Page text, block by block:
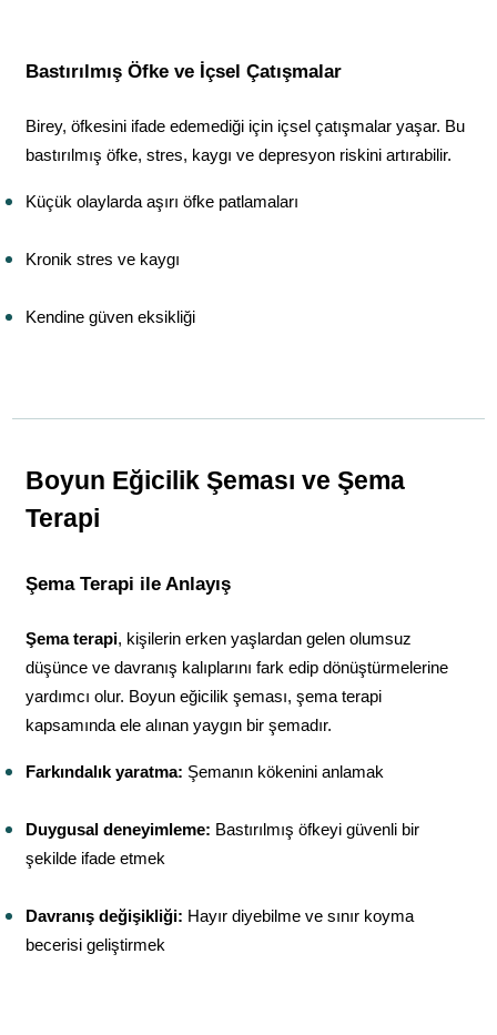
Bastırılmış Öfke ve İçsel Çatışmalar
Birey, öfkesini ifade edemediği için içsel çatışmalar yaşar. Bu
bastırılmış öfke, stres, kaygı ve depresyon riskini artırabilir.
Küçük olaylarda aşırı öfke patlamaları
Kronik stres ve kaygı
Kendine güven eksikliği
Boyun Eğicilik Şeması ve Şema
Terapi
Şema Terapi ile Anlayış
Şema terapi, kişilerin erken yaşlardan gelen olumsuz
düşünce ve davranış kalıplarını fark edip dönüştürmelerine
yardımcı olur. Boyun eğicilik şeması, şema terapi
kapsamında ele alınan yaygın bir şemadır.
Farkındalık yaratma: Şemanın kökenini anlamak
Duygusal deneyimleme: Bastırılmış öfkeyi güvenli bir
şekilde ifade etmek
Davranış değişikliği: Hayır diyebilme ve sınır koyma
becerisi geliştirmek